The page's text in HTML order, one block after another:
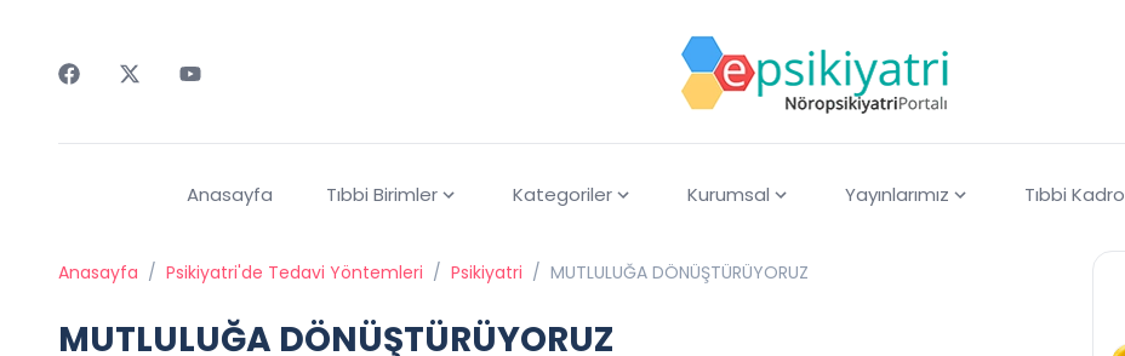
Anasayfa Tıbbi Birimler Kategoriler Kurumsal Yayınlarımız Tıbbi Kadro
Anasayfa / Psikiyatri'de Tedavi Yöntemleri / Psikiyatri / MUTLULUĞA DÖNÜŞTÜRÜYORUZ
MUTLULUĞA DÖNÜŞTÜRÜYORUZ